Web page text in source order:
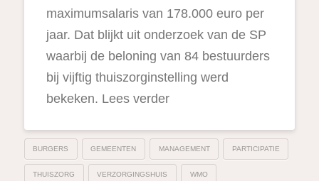
maximumsalaris van 178.000 euro per
jaar. Dat blijkt uit onderzoek van de SP
waarbij de beloning van 84 bestuurders
bij vijftig thuiszorginstelling werd
bekeken. Lees verder
BURGERS GEMEENTEN MANAGEMENT PARTICIPATIE
THUISZORG VERZORGINGSHUIS WMO